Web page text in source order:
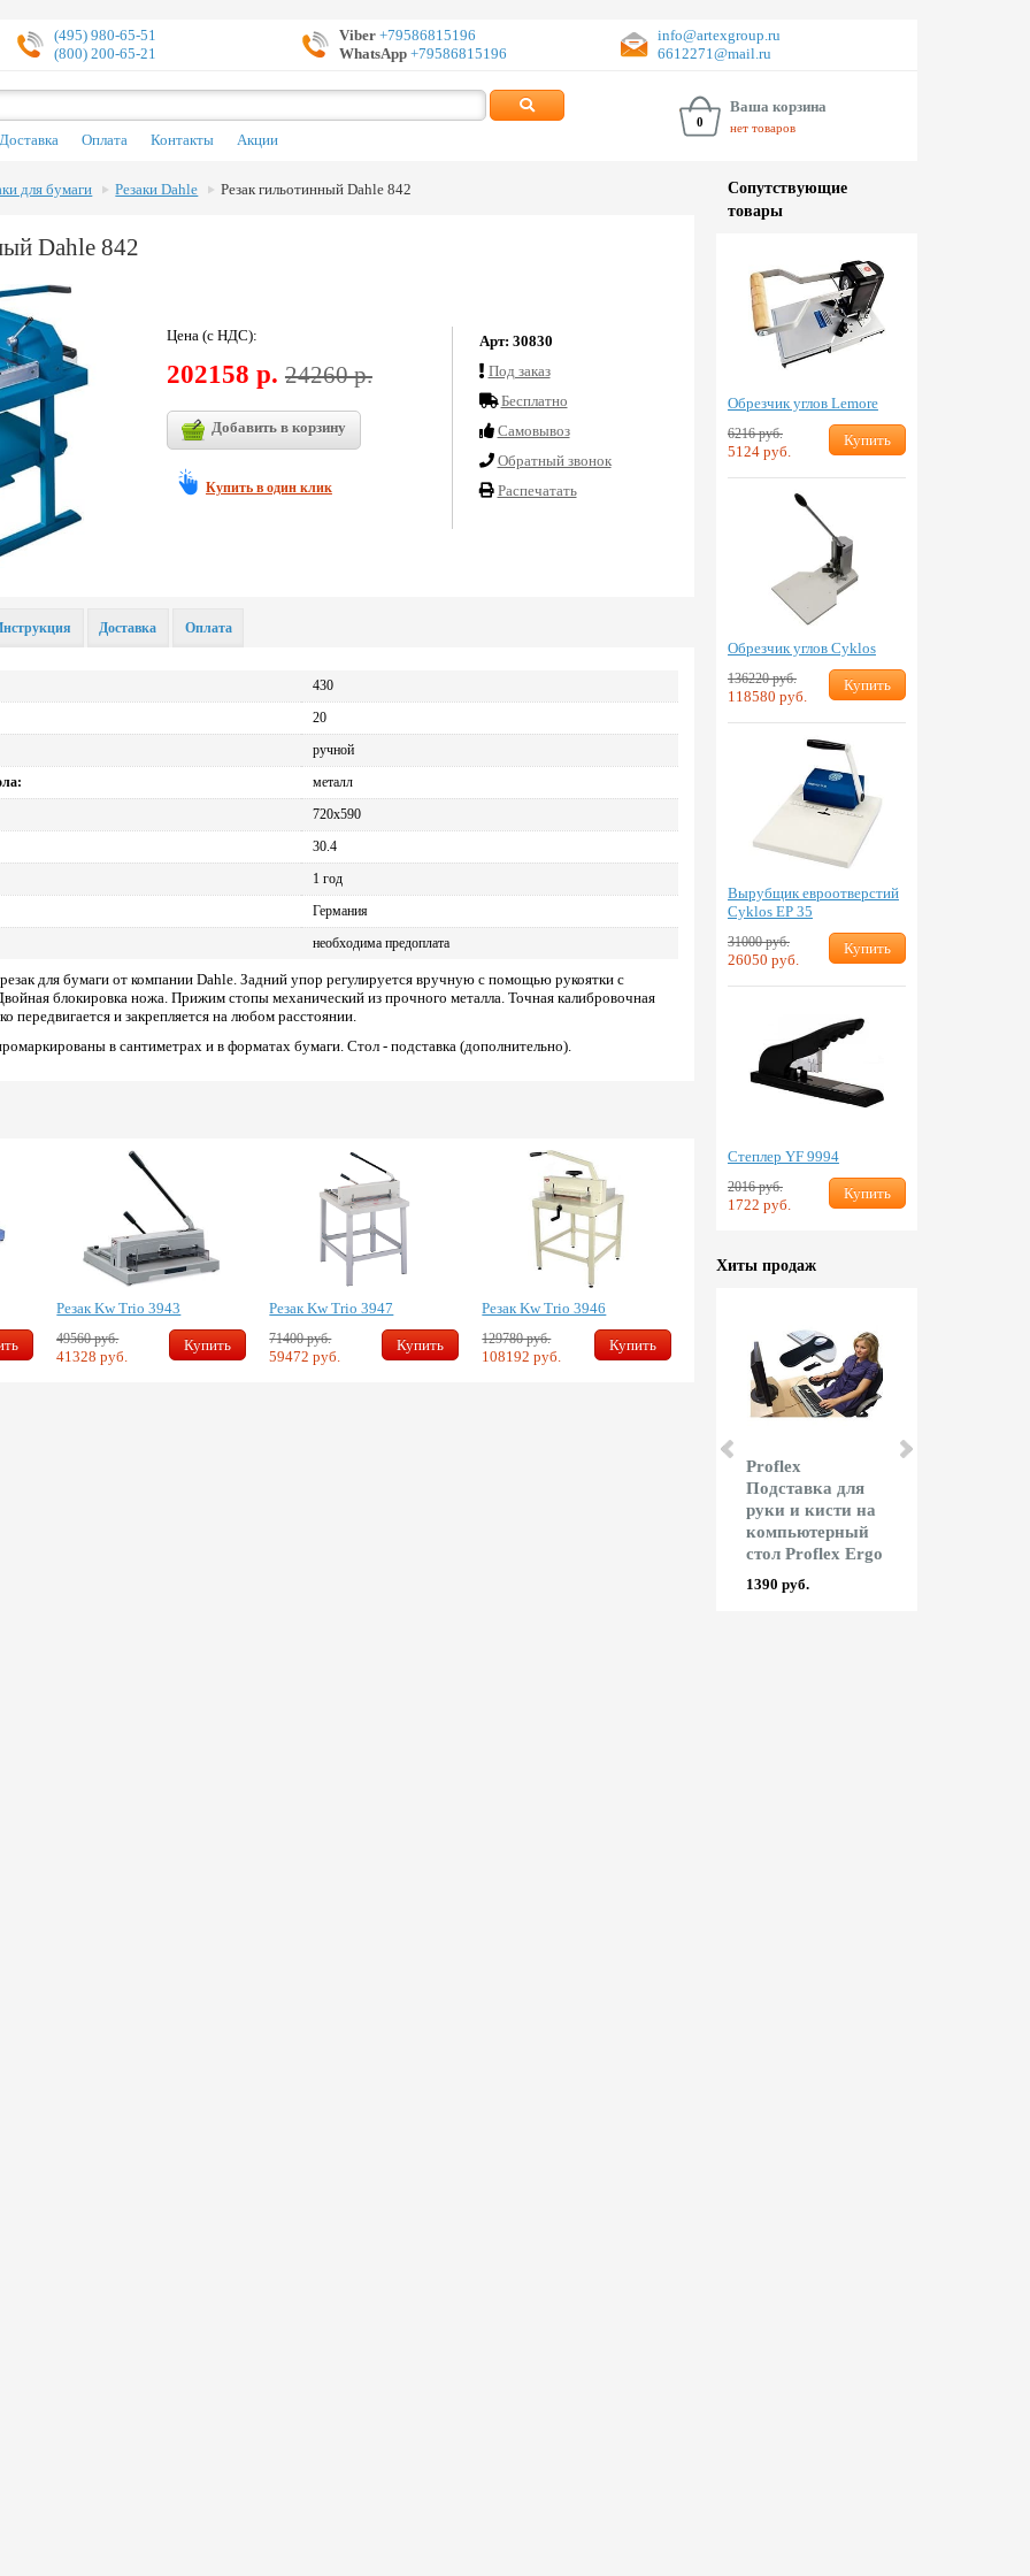
(495) 980-65-51
(800) 200-65-21
Viber+79586815196
WhatsApp+79586815196
info@artexgroup.ru
6612271@mail.ru
Доставка Оплата Контакты Акции
0
Ваша корзина
нет товаров
для бумаги Резаки Dahle Резак гильотинный Dahle 842
Dahle 842
Цена (с НДС):
202158 р. 24260 р.
Добавить в корзину
Купить в один клик
Арт: 30830
Под заказ
Бесплатно
Cамовывоз
Обратный звонок
Распечатать
430
20
ручной
металл
720х590
30.4
1 год
Германия
необходима предоплата
для бумаги от компании Dahle. Задний упор регулируется вручную с помощью рукоятки с
блокировка ножа. Прижим стопы механический из прочного металла. Точная калибровочная
передвигается и закрепляется на любом расстоянии.
в сантиметрах и в форматах бумаги. Стол - подставка (дополнительно).
Доставка Оплата
Резак Kw Trio 3943
49560 руб.
41328 руб.
Купить
Резак Kw Trio 3947
71400 руб.
59472 руб.
Купить
Резак Kw Trio 3946
129780 руб.
108192 руб.
Купить
Сопут­ствую­щие
товары
Обрезчик углов Lemore
6216 руб.
5124 руб.
Купить
Обрезчик углов Cyklos
136220 руб.
118580 руб.
Купить
Вырубщик евроотверстий
Cyklos EP 35
31000 руб.
26050 руб.
Купить
Степлер YF 9994
2016 руб.
1722 руб.
Купить
Хиты продаж
Proflex
Подставка для
руки и кисти на
компьютерный
стол Proflex Ergo
1390 руб.